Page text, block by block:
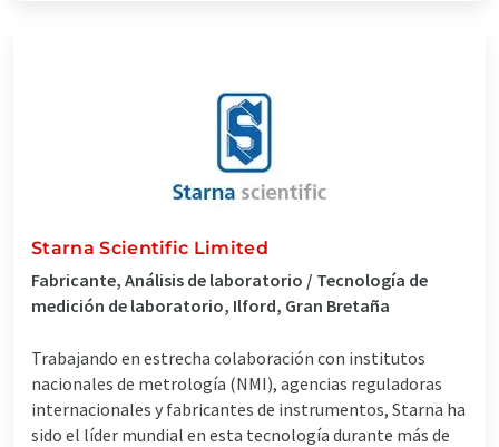
Starna Scientific Limited
Fabricante, Análisis de laboratorio / Tecnología de
medición de laboratorio, Ilford, Gran Bretaña
Trabajando en estrecha colaboración con institutos
nacionales de metrología (NMI), agencias reguladoras
internacionales y fabricantes de instrumentos, Starna ha
sido el líder mundial en esta tecnología durante más de